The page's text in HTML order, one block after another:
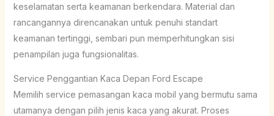
keselamatan serta keamanan berkendara. Material dan
rancangannya direncanakan untuk penuhi standart
keamanan tertinggi, sembari pun memperhitungkan sisi
penampilan juga fungsionalitas.
Service Penggantian Kaca Depan Ford Escape
Memilih service pemasangan kaca mobil yang bermutu sama
utamanya dengan pilih jenis kaca yang akurat. Proses